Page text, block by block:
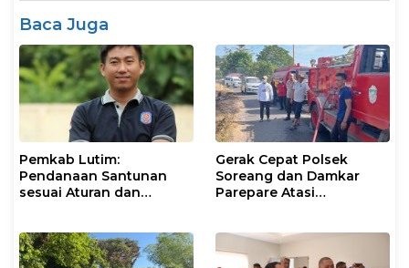
Baca Juga
Pemkab Lutim:
Pendanaan Santunan
sesuai Aturan dan
Gerak Cepat Polsek
Soreang dan Damkar
Parepare Atasi